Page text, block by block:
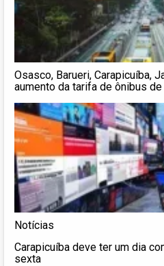
Osasco, Barueri, Carapicuíba,
aumento da tarifa de ônibus
Notícias
Carapicuíba deve ter um dia
sexta